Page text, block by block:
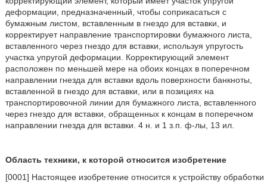
деформации, предназначенный, чтобы соприкасаться с
бумажным листом, вставленным в гнездо для вставки, и
корректирует направление транспортировки бумажного листа,
вставленного через гнездо для вставки, используя упругость
участка упругой деформации. Корректирующий элемент
расположен по меньшей мере на обоих концах в поперечном
направлении гнезда для вставки вдоль поверхности банкноты,
вставленной в гнездо для вставки, или в позициях на
транспортировочной линии для бумажного листа, вставленного
через гнездо для вставки, обращенных к концам в поперечном
направлении гнезда для вставки. 4 н. и 1 з.п. ф-лы, 13 ил.
Область техники, к которой относится изобретение
[0001] Настоящее изобретение относится к устройству обработки